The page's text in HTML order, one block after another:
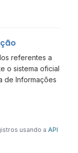
referentes a
o sistema oficial
de Informações
usando a API